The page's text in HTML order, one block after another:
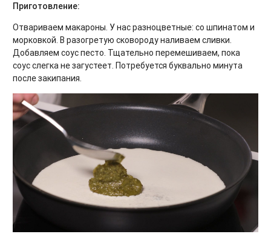
Приготовление:
Отвариваем макароны. У нас разноцветные: со шпинатом и
морковкой. В разогретую сковороду наливаем сливки.
Добавляем соус песто. Тщательно перемешиваем, пока
соус слегка не загустеет. Потребуется буквально минута
после закипания.